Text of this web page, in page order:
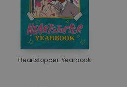
Heartstopper. Yearbook